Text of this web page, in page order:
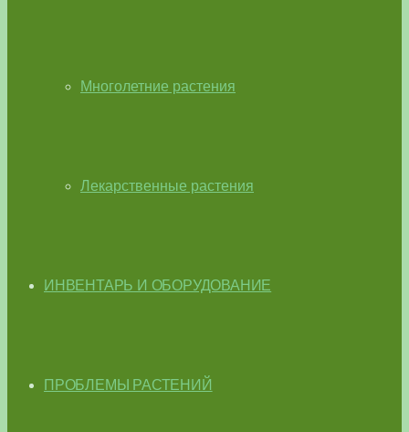
Многолетние растения
Лекарственные растения
ИНВЕНТАРЬ И ОБОРУДОВАНИЕ
ПРОБЛЕМЫ РАСТЕНИЙ